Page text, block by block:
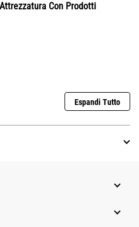
Con Prodotti
Espandi Tutto